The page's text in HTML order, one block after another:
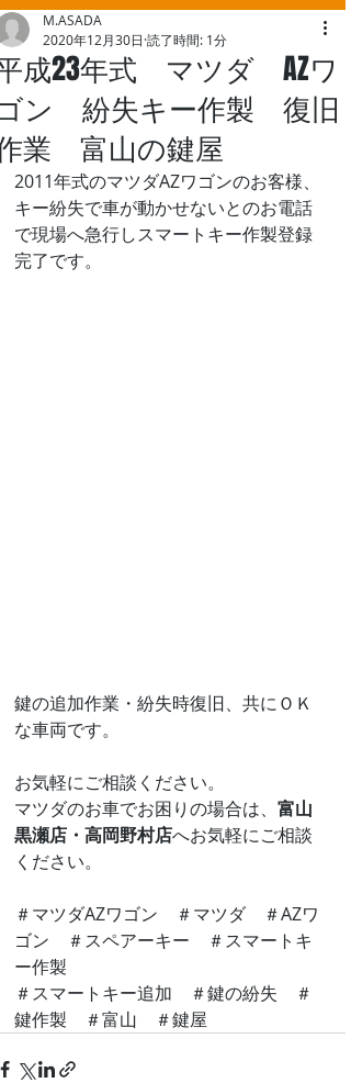
成23年式 マツダ AZワ
ン 紛失キー作製 復旧
業 富山の鍵屋
M.ASADA
2020年12月30日 読了時間: 1分
2011年式のマツダAZワゴンのお客様、
キー紛失で車が動かせないとのお電話
で現場へ急行しスマートキー作製登録
完了です。
鍵の追加作業・紛失時復旧、共にＯＫ
な車両です。
お気軽にご相談ください。
マツダのお車でお困りの場合は、 富山
黒瀬店・高岡野村店へお気軽にご相談
ください。
＃マツダAZワゴン　＃マツダ　＃AZワ
ゴン　＃スペアーキー　＃スマートキ
ー作製
＃スマートキー追加　＃鍵の紛失　＃
鍵作製　＃富山　＃鍵屋